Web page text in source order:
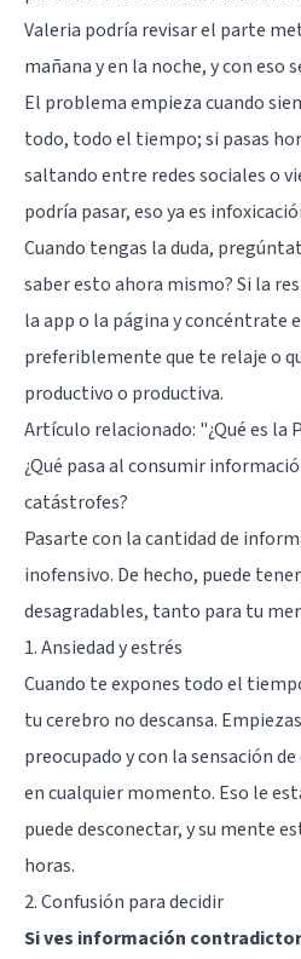
Valeria podría revisar el parte
mañana y en la noche, y con eso
El problema empieza cuando
todo, todo el tiempo; si pasas
saltando entre redes sociales o
podría pasar, eso ya es
Cuando tengas la duda,
saber esto ahora mismo? Si la
la app o la página y concéntrate
preferiblemente que te relaje o
productivo o productiva.
Artículo relacionado: "¿Qué es la
¿Qué pasa al consumir
catástrofes?
Pasarte con la cantidad de
inofensivo. De hecho, puede
desagradables, tanto para tu
1. Ansiedad y estrés
Cuando te expones todo el
tu cerebro no descansa.
preocupado y con la sensación
en cualquier momento. Eso le
puede desconectar, y su mente
horas.
2. Confusión para decidir
Si ves información